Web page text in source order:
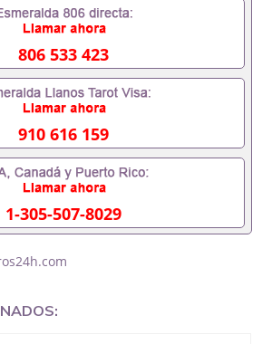
读证明，学生卡等留学相关材料（申
至是申请工签都可以用到）。 注：
毕业时间都可以根据客户要求安
的毕业证可以用吗551190476假的
办学历认证吗551190476要定居国
料551190476入职事业单位/国企假
入职国企/事业单位需要些
办理假毕业证在国内能用吗, 挂科
办, 毕业证丢了怎么办, 没有正常毕
,没毕业可以办学历认证吗,您是否
科而没有正常毕业551190476您是
齐而被拒之门外551190476您是否
致回国得不到教育部认证在校挂科
办,怎么办理本科/研究生文凭
科毕业证怎么办理551190476国外
806 533 423
910 616 159
1-305-507-8029